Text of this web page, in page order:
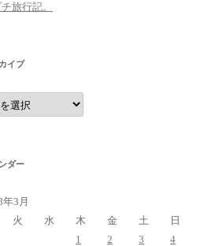
旅行記。
イブ
ダー
3月
火
水 木 金 土
日
1
2 3
4